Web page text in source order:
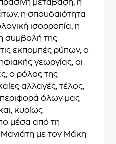
μετάβαση, η
η σπουδαιότητα
ισορροπία, η
συμβολή της
εκπομπές ρύπων, ο
γεωργίας, οι
ο ρόλος της
αλλαγές, τέλος,
όλων μας
κυρίως
μέσα από τη
Μανιάτη με τον Μάκη